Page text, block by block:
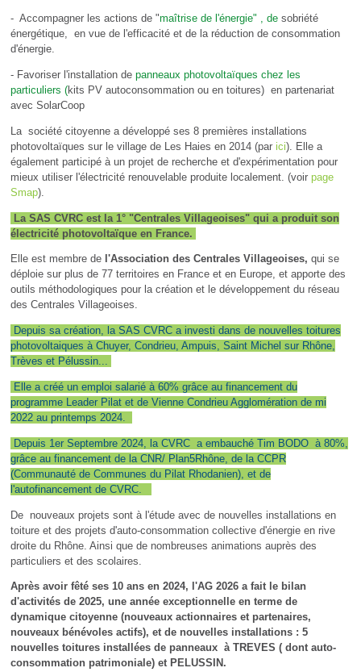
- Accompagner les actions de "maîtrise de l'énergie" , de sobriété
énergétique, en vue de l'efficacité et de la réduction de consommation
d'énergie.
- Favoriser l'installation de panneaux photovoltaïques chez les
particuliers (kits PV autoconsommation ou en toitures) en partenariat
avec SolarCoop
La société citoyenne a développé ses 8 premières installations
photovoltaïques sur le village de Les Haies en 2014 (par ici). Elle a
également participé à un projet de recherche et d'expérimentation pour
mieux utiliser l'électricité renouvelable produite localement. (voir page
Smap).
La SAS CVRC est la 1° "Centrales Villageoises" qui a produit son
électricité photovoltaïque en France.
Elle est membre del'Association des Centrales Villageoises, qui se
déploie sur plus de 77 territoires en France et en Europe, et apporte des
outils méthodologiques pour la création et le développement du réseau
des Centrales Villageoises.
Depuis sa création, la SAS CVRC a investi dans de nouvelles toitures
photovoltaiques à Chuyer, Condrieu, Ampuis, Saint Michel sur Rhône,
Trèves et Pélussin...
Elle a créé un emploi salarié à 60% grâce au financement du
programme Leader Pilat et de Vienne Condrieu Agglomération de mi
2022 au printemps 2024.
Depuis 1er Septembre 2024, la CVRC a embauché Tim BODO à 80%,
grâce au financement de la CNR/ Plan5Rhône, de la CCPR
(Communauté de Communes du Pilat Rhodanien), et de
l'autofinancement de CVRC.
De nouveaux projets sont à l'étude avec de nouvelles installations en
toiture et des projets d'auto-consommation collective d'énergie en rive
droite du Rhône. Ainsi que de nombreuses animations auprès des
particuliers et des scolaires.
Après avoir fêté ses 10 ans en 2024, l'AG 2026 a fait le bilan
d'activités de 2025, une année exceptionnelle en terme de
dynamique citoyenne (nouveaux actionnaires et partenaires,
nouveaux bénévoles actifs), et de nouvelles installations : 5
nouvelles toitures installées de panneaux à TREVES ( dont auto-
consommation patrimoniale) et PELUSSIN.